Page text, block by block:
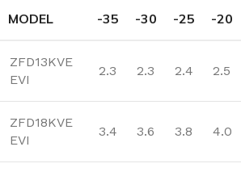
MODEL -35 -30 -25 -20
ZFD13KVE
EVI
2.3 2.3 2.4 2.5
ZFD18KVE
EVI
3.4 3.6 3.8 4.0